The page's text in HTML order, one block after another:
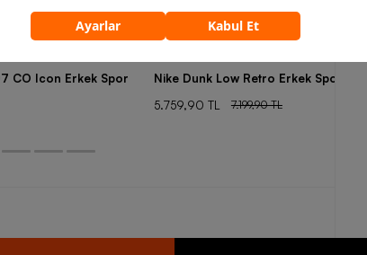
CO Icon Erkek Spor
Nike Dunk Low Retro Erkek Spor
5.759,90 TL
7.199,90 TL